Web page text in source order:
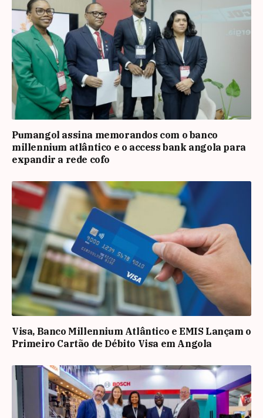
Pumangol assina memorandos com o banco
millennium atlântico e o access bank angola para
expandir a rede cofo
Visa, Banco Millennium Atlântico e EMIS Lançam o
Primeiro Cartão de Débito Visa em Angola